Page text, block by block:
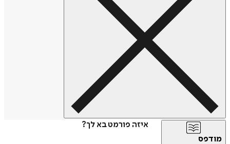
איזה פורמט בא לך?
מודפס